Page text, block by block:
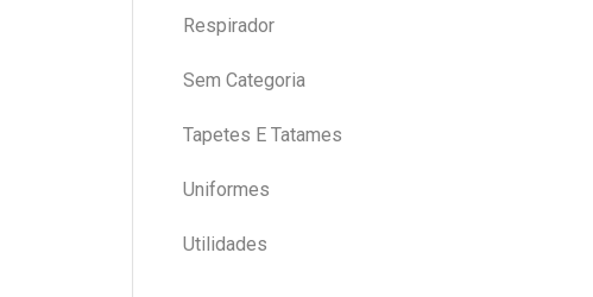
Respirador
Sem Categoria
Tapetes E Tatames
Uniformes
Utilidades